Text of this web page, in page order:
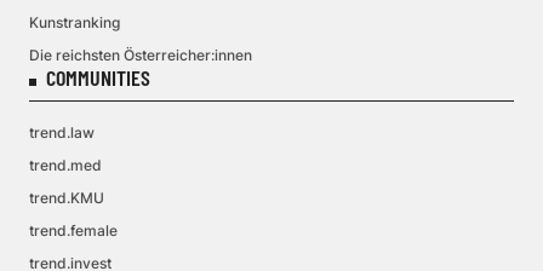
Kunstranking
Die reichsten Österreicher:innen
COMMUNITIES
trend.law
trend.med
trend.KMU
trend.female
trend.invest